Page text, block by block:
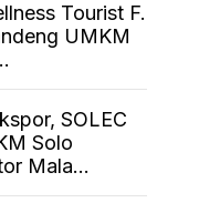
Tourist F.
UMKM
SOLEC
Solo
Mala...